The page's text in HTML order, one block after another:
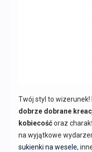
Twój styl to
dobrze dobrane
kobiecośćoraz
na wyjątkowe
sukienki na wesele,